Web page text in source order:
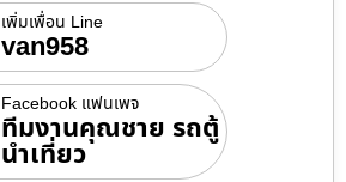
เพิ่มเพื่อน Line
van958
Facebook แฟนเพจ
ทีมงานคุณชาย รถตู้
นำเที่ยว